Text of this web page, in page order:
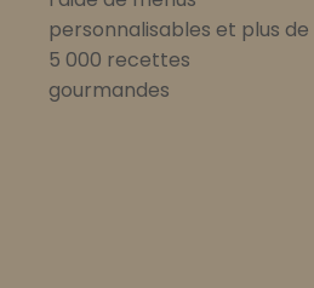
personnalisables et plus de
5 000 recettes
gourmandes